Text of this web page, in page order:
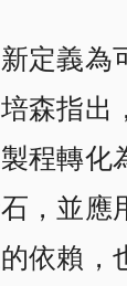
定義為
森指出
程轉化
，並
依賴